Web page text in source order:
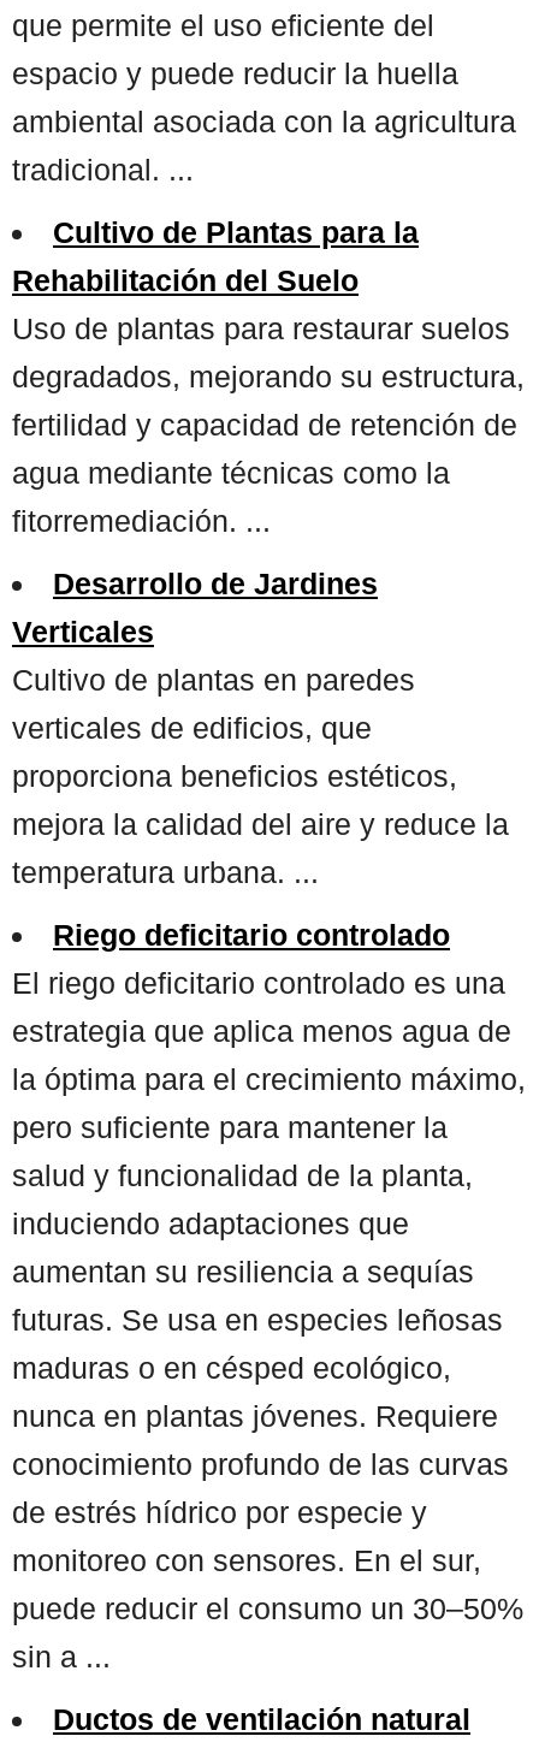
que permite el uso eficiente del
espacio y puede reducir la huella
ambiental asociada con la agricultura
tradicional. ...
Cultivo de Plantas para la
Rehabilitación del Suelo
Uso de plantas para restaurar suelos
degradados, mejorando su estructura,
fertilidad y capacidad de retención de
agua mediante técnicas como la
fitorremediación. ...
Desarrollo de Jardines
Verticales
Cultivo de plantas en paredes
verticales de edificios, que
proporciona beneficios estéticos,
mejora la calidad del aire y reduce la
temperatura urbana. ...
Riego deficitario controlado
El riego deficitario controlado es una
estrategia que aplica menos agua de
la óptima para el crecimiento máximo,
pero suficiente para mantener la
salud y funcionalidad de la planta,
induciendo adaptaciones que
aumentan su resiliencia a sequías
futuras. Se usa en especies leñosas
maduras o en césped ecológico,
nunca en plantas jóvenes. Requiere
conocimiento profundo de las curvas
de estrés hídrico por especie y
monitoreo con sensores. En el sur,
puede reducir el consumo un 30–50%
sin a ...
Ductos de ventilación natural